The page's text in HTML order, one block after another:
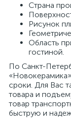
Страна
Рисунок
Область
гостиной.
По Санкт-
сроки. Для Вас
товара и
товар
быструю и